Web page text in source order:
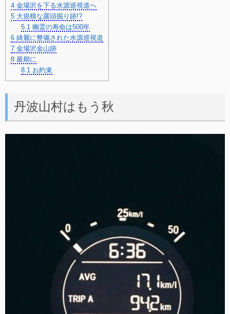
4 金場沢を下る水源巡視道へ
5 大規模な露頭掘り跡!?
5.1幽霊の寿命は500年
6 綺麗に整備された水源巡視道
7 金場沢金山跡
8 最期に
8.1お約束
丹波山村はもう秋